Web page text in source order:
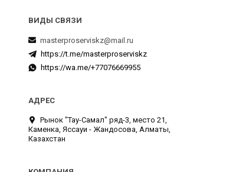
masterproserviskz@mail.ru
https://t.me/masterproserviskz
https://wa.me/+77076669955
Рынок "Тау-Самал" ряд-3, место 21,
Каменка, Яссауи - Жандосова, Алматы,
Казахстан